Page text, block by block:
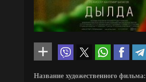
Название художественного фильма: